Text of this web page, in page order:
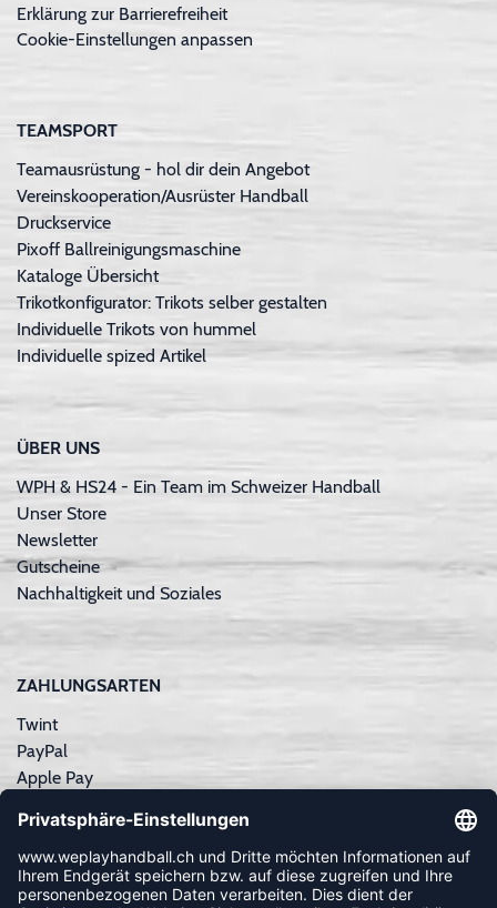
Erklärung zur Barrierefreiheit
Cookie-Einstellungen anpassen
TEAMSPORT
Teamausrüstung - hol dir dein Angebot
Vereinskooperation/Ausrüster Handball
Druckservice
Pixoff Ballreinigungsmaschine
Kataloge Übersicht
Trikotkonfigurator: Trikots selber gestalten
Individuelle Trikots von hummel
Individuelle spized Artikel
ÜBER UNS
WPH & HS24 - Ein Team im Schweizer Handball
Unser Store
Newsletter
Gutscheine
Nachhaltigkeit und Soziales
ZAHLUNGSARTEN
Twint
PayPal
Apple Pay
Kreditkarte
Rechnungskauf